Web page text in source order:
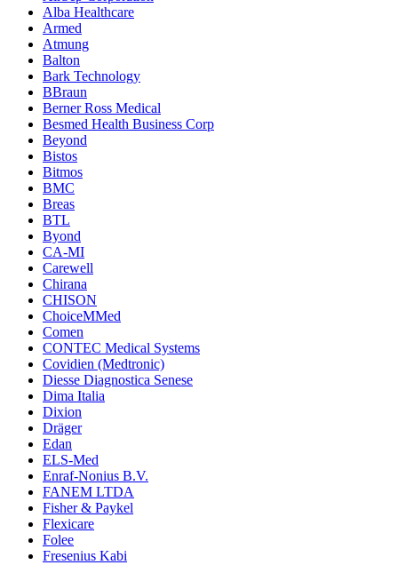
Alba Healthcare
Armed
Atmung
Balton
Bark Technology
BBraun
Berner Ross Medical
Besmed Health Business Corp
Beyond
Bistos
Bitmos
BMC
Breas
BTL
Byond
CA-MI
Carewell
Chirana
CHISON
ChoiceMMed
Comen
CONTEC Medical Systems
Covidien (Medtronic)
Diesse Diagnostica Senese
Dima Italia
Dixion
Dräger
Edan
ELS-Med
Enraf-Nonius B.V.
FANEM LTDA
Fisher & Paykel
Flexicare
Folee
Fresenius Kabi